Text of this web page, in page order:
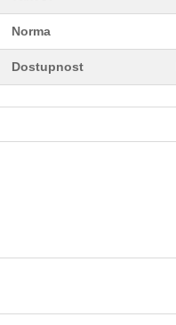
Norma
Dostupnost